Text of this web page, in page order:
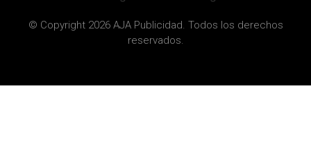
© Copyright 2026 AJA Publicidad. Todos los derechos
reservados.